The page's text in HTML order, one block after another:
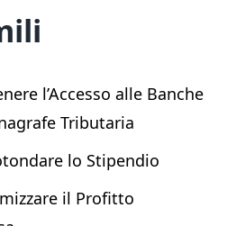
l’Accesso alle Banche
Tributaria
lo Stipendio
il Profitto